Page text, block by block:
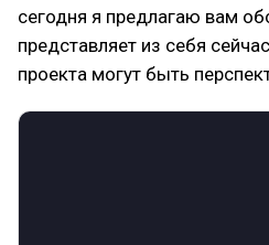
сегодня я предлагаю вам
представляет из себя
проекта могут быть